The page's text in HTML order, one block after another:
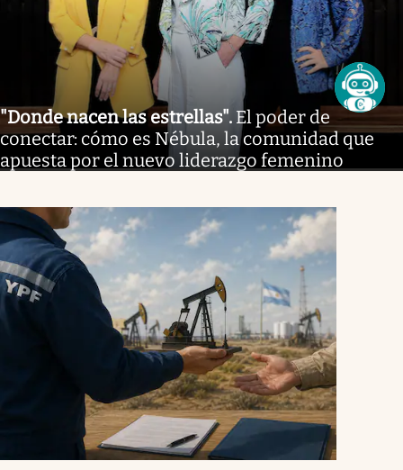
"Donde nacen las estrellas". El poder de
conectar: cómo es Nébula, la comunidad que
apuesta por el nuevo liderazgo femenino